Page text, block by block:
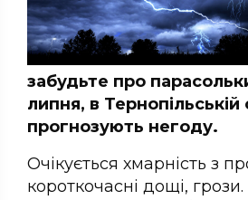
забудьте про
липня, в Тернопільській
прогнозують негоду.
Очікується хмарність з
короткочасні дощі, грози.